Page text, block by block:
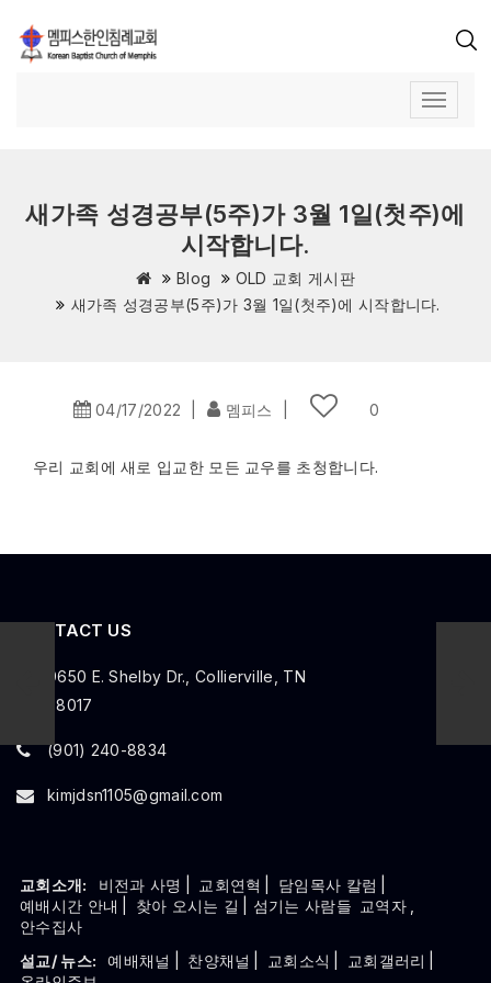
새가족 성경공부(5주)가 3월 1일(첫주)에
시작합니다.
Blog
OLD 교회 게시판
새가족 성경공부(5주)가 3월 1일(첫주)에 시작합니다.
04/17/2022 멤피스 0
우리 교회에 새로 입교한 모든 교우를 초청합니다.
CONTACT US
9650 E. Shelby Dr., Collierville, TN
38017
(901) 240-8834
kimjdsn1105@gmail.com
교회소개: 비전과 사명 교회연혁 담임목사 칼럼
예배시간 안내
찾아 오시는 길 | 섬기는 사람들 교역자
안수집사
설교/ 뉴스:
예배채널 찬양채널 교회소식 교회갤러리